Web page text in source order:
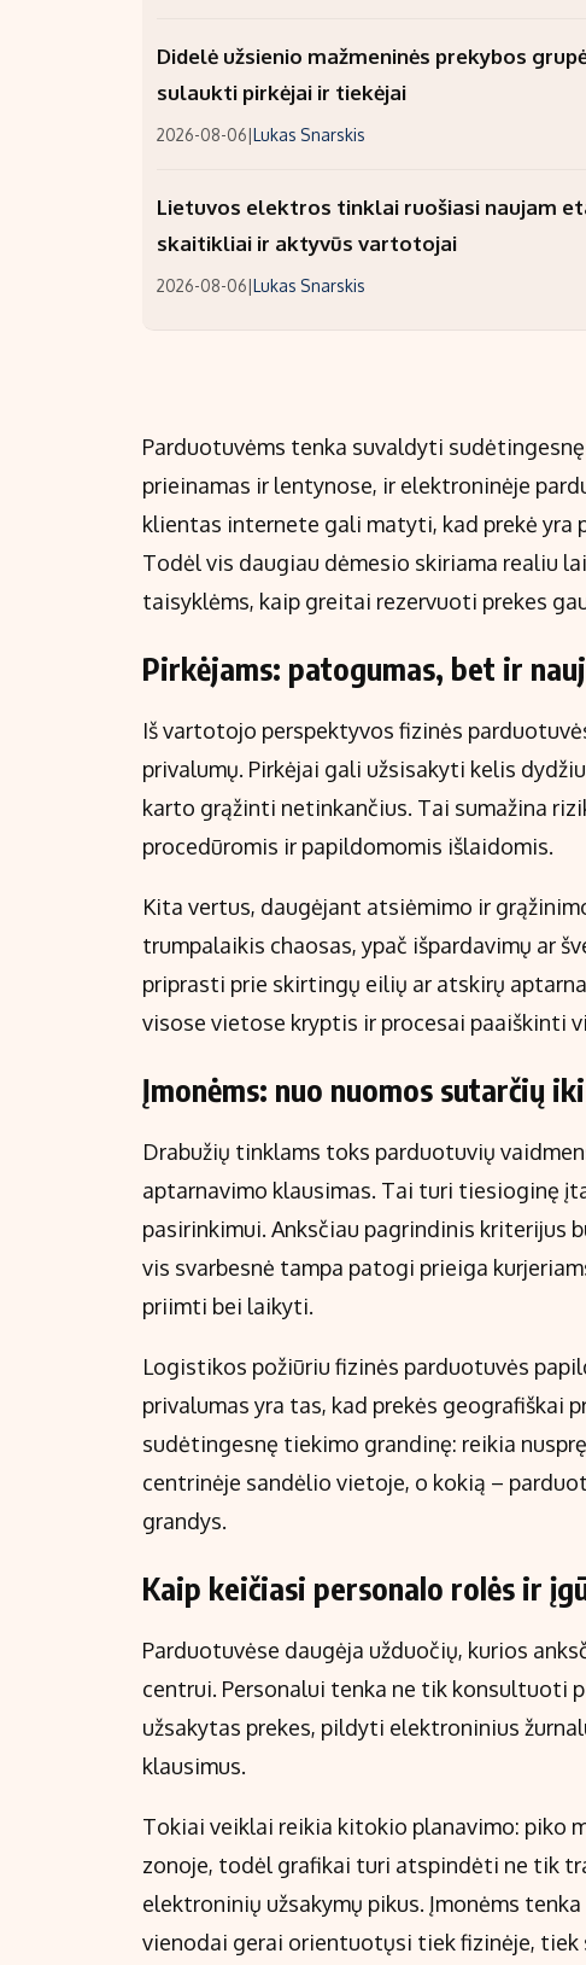
Didelė užsienio mažmeninės prekybos
sulaukti pirkėjai ir tiekėjai
2026-08-06|Lukas Snarskis
Lietuvos elektros tinklai ruošiasi naujam
skaitikliai ir aktyvūs vartotojai
2026-08-06|Lukas Snarskis
Parduotuvėms tenka suvaldyti
prieinamas ir lentynose, ir elektroninėje
klientas internete gali matyti, kad prekė yra
Todėl vis daugiau dėmesio skiriama realiu
taisyklėms, kaip greitai rezervuoti prekes
Pirkėjams: patogumas, bet ir
Iš vartotojo perspektyvos fizinės
privalumų. Pirkėjai gali užsisakyti kelis
karto grąžinti netinkančius. Tai sumažina
procedūromis ir papildomomis išlaidomis.
Kita vertus, daugėjant atsiėmimo ir
trumpalaikis chaosas, ypač išpardavimų ar
priprasti prie skirtingų eilių ar atskirų
visose vietose kryptis ir procesai paaiškinti
Įmonėms: nuo nuomos sutarčių
Drabužių tinklams toks parduotuvių
aptarnavimo klausimas. Tai turi tiesioginę
pasirinkimui. Anksčiau pagrindinis kriterijus
vis svarbesnė tampa patogi prieiga
priimti bei laikyti.
Logistikos požiūriu fizinės parduotuvės
privalumas yra tas, kad prekės geografiškai
sudėtingesnę tiekimo grandinę: reikia
centrinėje sandėlio vietoje, o kokią –
grandys.
Kaip keičiasi personalo rolės ir
Parduotuvėse daugėja užduočių, kurios
centrui. Personalui tenka ne tik konsultuoti
užsakytas prekes, pildyti elektroninius
klausimus.
Tokiai veiklai reikia kitokio planavimo: piko
zonoje, todėl grafikai turi atspindėti ne tik
elektroninių užsakymų pikus. Įmonėms
vienodai gerai orientuotųsi tiek fizinėje,